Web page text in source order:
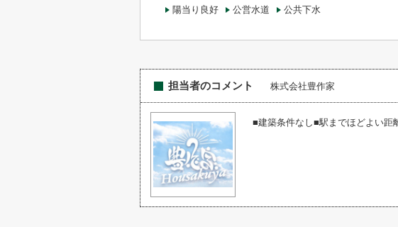
陽当り良好 公営水道 公共下水
担当者のコメント 株式会社豊作家
■建築条件なし■駅までほどよい距